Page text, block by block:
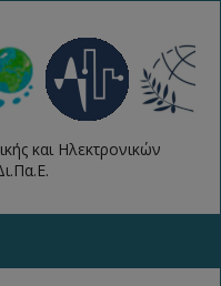
και Ηλεκτρονικών